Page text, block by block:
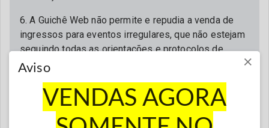
6. A Guichê Web não permite e repudia a venda de
ingressos para eventos irregulares, que não estejam
seguindo todas as orientações e protocolos de
segurança determinados pelas autoridades
de tudo, a saúde e segurança de todos.
7. Para acessar o evento é obrigatória a
×
Aviso
VENDAS AGORA